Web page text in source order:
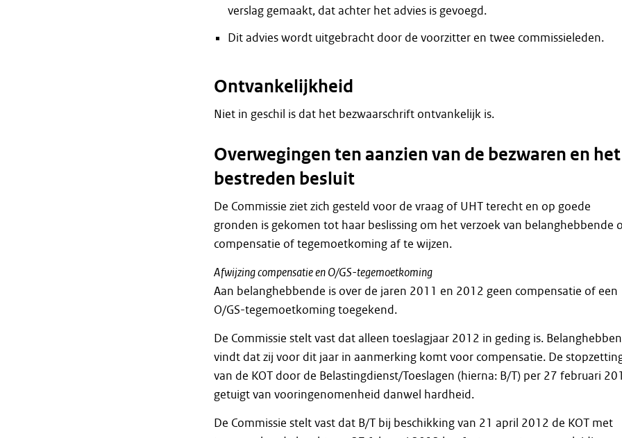
verslag gemaakt, dat achter het advies is gevoegd.
Dit advies wordt uitgebracht door de voorzitter en twee commissieleden.
Ontvankelijkheid
Niet in geschil is dat het bezwaarschrift ontvankelijk is.
Overwegingen ten aanzien van de bezwaren en het
bestreden besluit
De Commissie ziet zich gesteld voor de vraag of UHT terecht en op goede
gronden is gekomen tot haar beslissing om het verzoek van belanghebbende
compensatie of tegemoetkoming af te wijzen.
Afwijzing compensatie en O/GS-tegemoetkoming
Aan belanghebbende is over de jaren 2011 en 2012 geen compensatie of een
O/GS-tegemoetkoming toegekend.
De Commissie stelt vast dat alleen toeslagjaar 2012 in geding is.
vindt dat zij voor dit jaar in aanmerking komt voor compensatie. De
van de KOT door de Belastingdienst/Toeslagen (hierna: B/T) per 27 februari
getuigt van vooringenomenheid danwel hardheid.
De Commissie stelt vast dat B/T bij beschikking van 21 april 2012 de KOT met